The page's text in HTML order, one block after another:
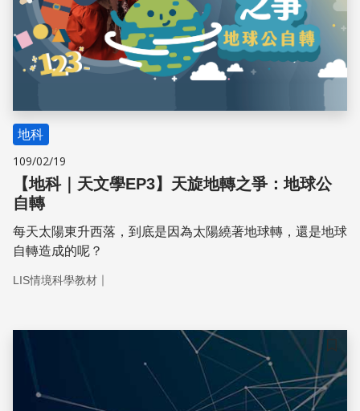
地科
109/02/19
【地科｜天文學EP3】天旋地轉之爭：地球公
自轉
每天太陽東升西落，到底是因為太陽繞著地球轉，還是地球
自轉造成的呢？
LIS情境科學教材 ｜
儲存